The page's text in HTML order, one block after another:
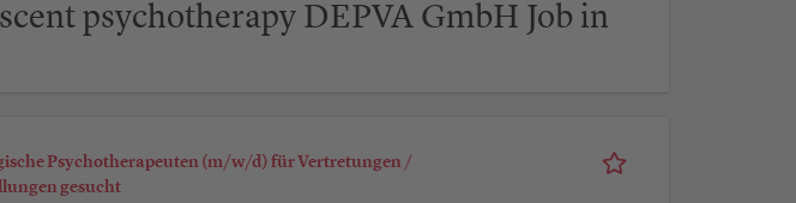
psychotherapy DEPVA GmbH Job in
Psychotherapeuten (m/w/d) für Vertretungen /
gesucht